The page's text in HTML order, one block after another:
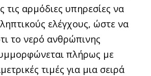
τις αρμόδιες υπηρεσίες να
ελέγχους, ώστε να
το νερό ανθρώπινης
πλήρως με
τιμές για μια σειρά